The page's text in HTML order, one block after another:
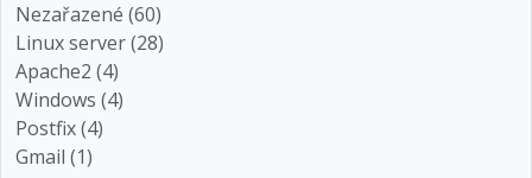
Nezařazené (60)
Linux server (28)
Apache2 (4)
Windows (4)
Postfix (4)
Gmail (1)